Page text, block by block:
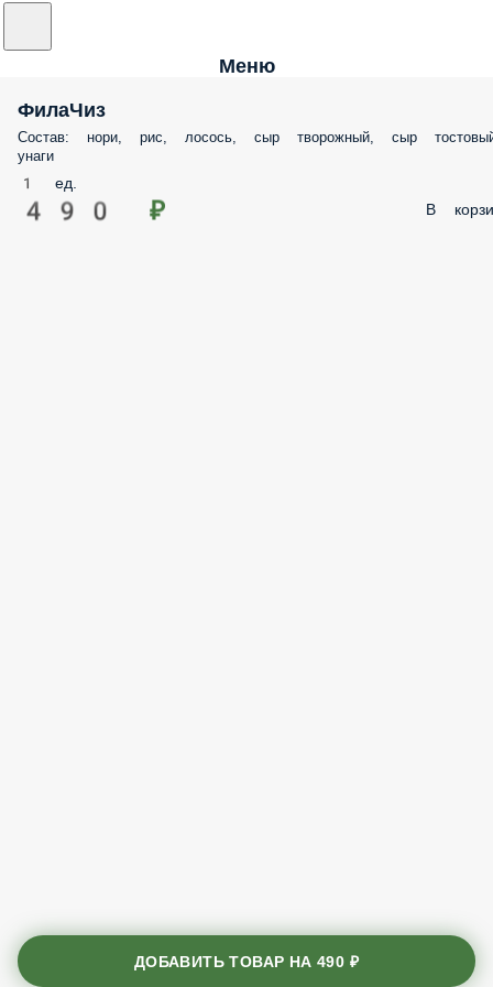
Меню
ФилаЧиз
Состав: нори, рис, лосось, сыр творожный, сыр
унаги
1 ед.
490 ₽ В
ДОБАВИТЬ ТОВАР НА490 ₽